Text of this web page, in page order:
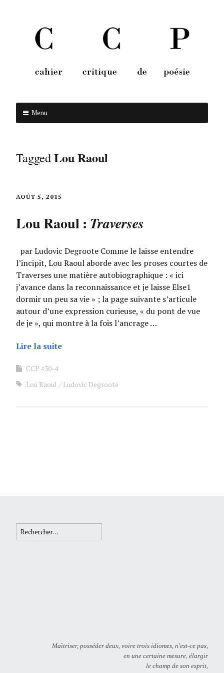
Menu
TaggedLou Raoul
AOÛT 5, 2015
Lou Raoul : Traverses
par Ludovic Degroote Comme le laisse entendre
l’incipit, Lou Raoul aborde avec les proses courtes de
Traverses une matière autobiographique : « ici
j’avance dans la reconnaissance et je laisse Else1
dormir un peu sa vie » ; la page suivante s’articule
autour d’une expression curieuse, « du pont de vue
de je », qui montre à la fois l’ancrage …
Lire la suite
CCP #30-4
Lou Raoul
Ludovic Degroote
Rechercher :
Maïtriser, posséder deux, voire trois idiomes, n'est-ce pas,
en une certaine mesure, élargir
le champ de son esprit,